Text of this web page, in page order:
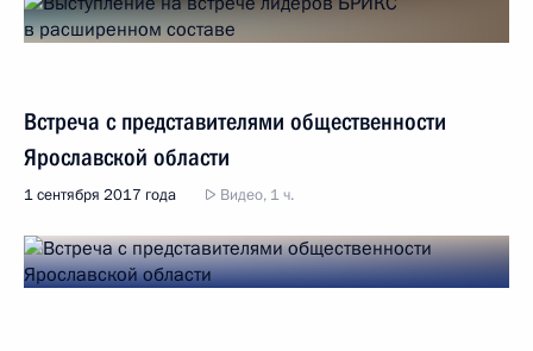
Встреча с представителями общественности
Ярославской области
1 сентября 2017 года Видео, 1 ч.